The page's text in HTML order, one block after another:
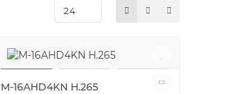
M-16AHD4KN H.265